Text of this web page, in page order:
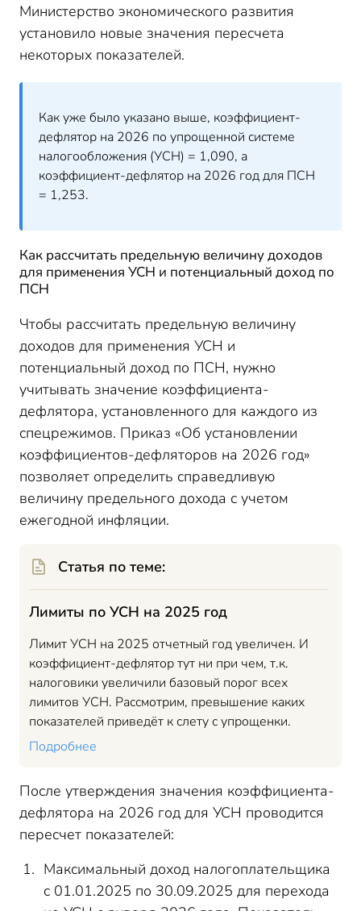
Министерство экономического развития
установило новые значения пересчета
некоторых показателей.
Как уже было указано выше, коэффициент-
дефлятор на 2026 по упрощенной системе
налогообложения (УСН) = 1,090, а
коэффициент-дефлятор на 2026 год для ПСН
= 1,253.
Как рассчитать предельную величину доходов
для применения УСН и потенциальный доход по
ПСН
Чтобы рассчитать предельную величину
доходов для применения УСН и
потенциальный доход по ПСН, нужно
учитывать значение коэффициента-
дефлятора, установленного для каждого из
спецрежимов. Приказ «Об установлении
коэффициентов-дефляторов на 2026 год»
позволяет определить справедливую
величину предельного дохода с учетом
ежегодной инфляции.
Статья по теме:
Лимиты по УСН на 2025 год
Лимит УСН на 2025 отчетный год увеличен. И
коэффициент-дефлятор тут ни при чем, т.к.
налоговики увеличили базовый порог всех
лимитов УСН. Рассмотрим, превышение каких
показателей приведёт к слету с упрощенки.
Подробнее
После утверждения значения коэффициента-
дефлятора на 2026 год для УСН проводится
пересчет показателей:
Максимальный доход налогоплательщика
с 01.01.2025 по 30.09.2025 для перехода